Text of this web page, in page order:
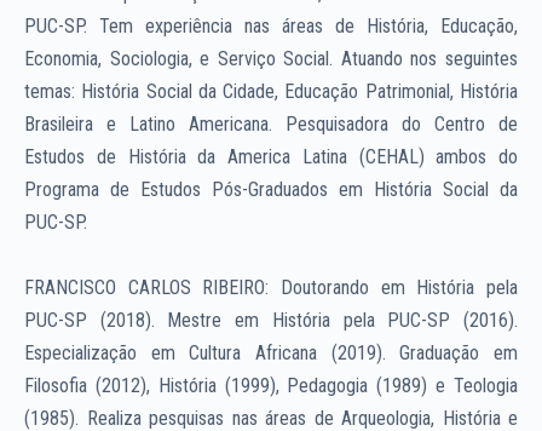
PUC-SP. Tem experiência nas áreas de História, Educação,
Economia, Sociologia, e Serviço Social. Atuando nos seguintes
temas: História Social da Cidade, Educação Patrimonial, História
Brasileira e Latino Americana. Pesquisadora do Centro de
Estudos de História da America Latina (CEHAL) ambos do
Programa de Estudos Pós-Graduados em História Social da
PUC-SP.
FRANCISCO CARLOS RIBEIRO: Doutorando em História pela
PUC-SP (2018). Mestre em História pela PUC-SP (2016).
Especialização em Cultura Africana (2019). Graduação em
Filosofia (2012), História (1999), Pedagogia (1989) e Teologia
(1985). Realiza pesquisas nas áreas de Arqueologia, História e